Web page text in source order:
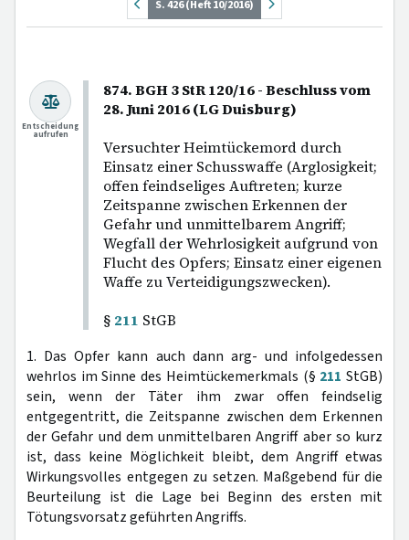
S. 426 (Heft 10/2016)
874. BGH 3 StR 120/16 - Beschluss vom
28. Juni 2016 (LG Duisburg)
Versuchter Heimtückemord durch
Einsatz einer Schusswaffe (Arglosigkeit;
offen feindseliges Auftreten; kurze
Zeitspanne zwischen Erkennen der
Gefahr und unmittelbarem Angriff;
Wegfall der Wehrlosigkeit aufgrund von
Flucht des Opfers; Einsatz einer eigenen
Waffe zu Verteidigungszwecken).
§ 211 StGB
Entscheidung
aufrufen
1. Das Opfer kann auch dann arg- und infolgedessen
wehrlos im Sinne des Heimtückemerkmals (§ 211 StGB)
sein, wenn der Täter ihm zwar offen feindselig
entgegentritt, die Zeitspanne zwischen dem Erkennen
der Gefahr und dem unmittelbaren Angriff aber so kurz
ist, dass keine Möglichkeit bleibt, dem Angriff etwas
Wirkungsvolles entgegen zu setzen. Maßgebend für die
Beurteilung ist die Lage bei Beginn des ersten mit
Tötungsvorsatz geführten Angriffs.